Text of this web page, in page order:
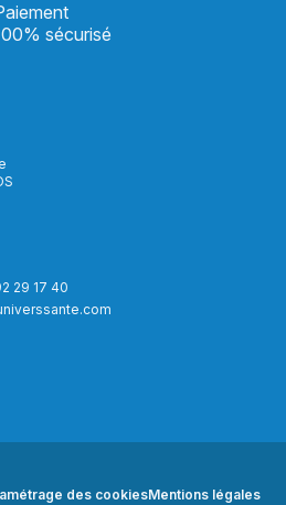
sécurisé
29 17 40
des cookiesMentions légales